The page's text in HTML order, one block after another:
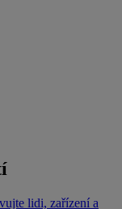
lidi, zařízení a